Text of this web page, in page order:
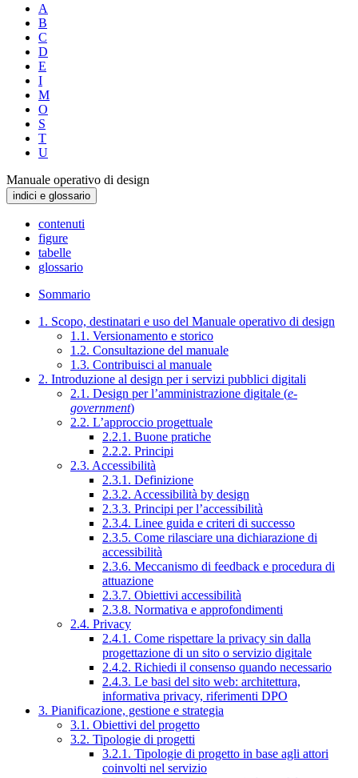
A
B
C
D
E
I
M
O
S
T
U
Manuale operativo di design
indici e glossario
contenuti
figure
tabelle
glossario
Sommario
1. Scopo, destinatari e uso del Manuale operativo di design
1.1. Versionamento e storico
1.2. Consultazione del manuale
1.3. Contribuisci al manuale
2. Introduzione al design per i servizi pubblici digitali
2.1. Design per l’amministrazione digitale (e-
government)
2.2. L’approccio progettuale
2.2.1. Buone pratiche
2.2.2. Principi
2.3. Accessibilità
2.3.1. Definizione
2.3.2. Accessibilità by design
2.3.3. Principi per l’accessibilità
2.3.4. Linee guida e criteri di successo
2.3.5. Come rilasciare una dichiarazione di
accessibilità
2.3.6. Meccanismo di feedback e procedura di
attuazione
2.3.7. Obiettivi accessibilità
2.3.8. Normativa e approfondimenti
2.4. Privacy
2.4.1. Come rispettare la privacy sin dalla
progettazione di un sito o servizio digitale
2.4.2. Richiedi il consenso quando necessario
2.4.3. Le basi del sito web: architettura,
informativa privacy, riferimenti DPO
3. Pianificazione, gestione e strategia
3.1. Obiettivi del progetto
3.2. Tipologie di progetti
3.2.1. Tipologie di progetto in base agli attori
coinvolti nel servizio